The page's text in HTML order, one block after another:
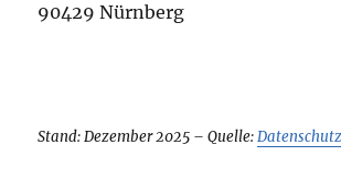
90429 Nürnberg
Stand: Dezember 2025 – Quelle: